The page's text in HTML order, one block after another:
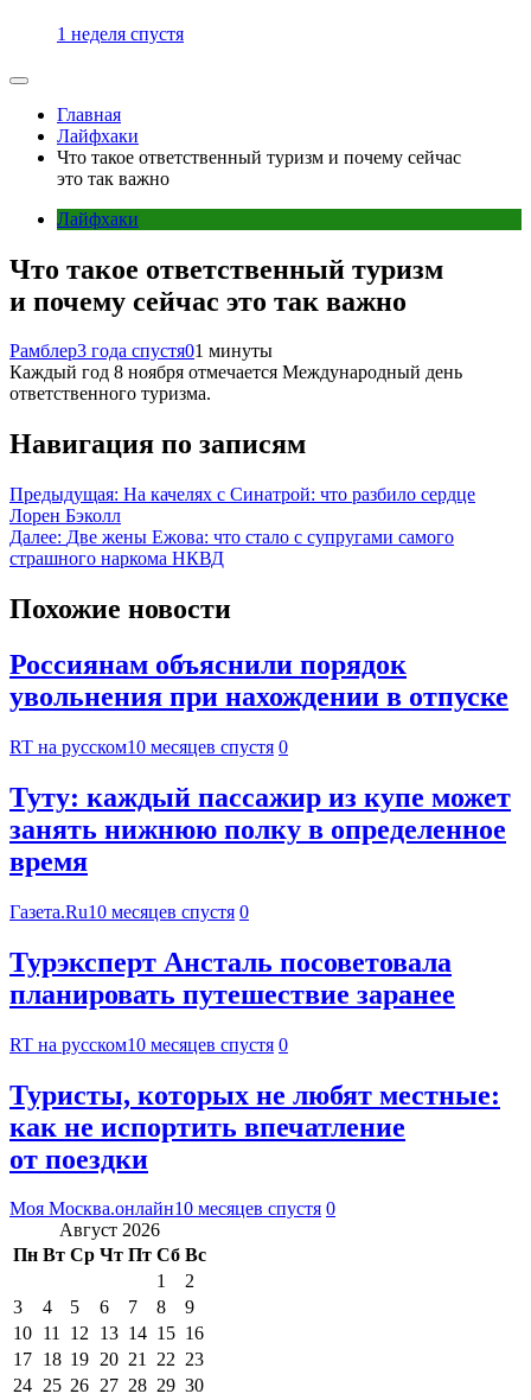
1 неделя спустя
Главная
Лайфхаки
Что такое ответственный туризм и почему сейчас
это так важно
Лайфхаки
Что такое ответственный туризм
и почему сейчас это так важно
Рамблер3 года спустя01 минуты
Каждый год 8 ноября отмечается Международный день
ответственного туризма.
Навигация по записям
Предыдущая: На качелях с Синатрой: что разбило сердце
Лорен Бэколл
Далее: Две жены Ежова: что стало с супругами самого
страшного наркома НКВД
Похожие новости
Россиянам объяснили порядок
увольнения при нахождении в отпуске
RT на русском10 месяцев спустя 0
Туту: каждый пассажир из купе может
занять нижнюю полку в определенное
время
Газета.Ru10 месяцев спустя 0
Турэксперт Ансталь посоветовала
планировать путешествие заранее
RT на русском10 месяцев спустя 0
Туристы, которых не любят местные:
как не испортить впечатление
от поездки
Моя Москва.онлайн10 месяцев спустя 0
Август 2026
Пн Вт Ср Чт Пт Сб Вс
1
2
3
4 5 6 7 8
9
10 11 12 13 14 15 16
17 18 19 20 21 22 23
24 25 26 27 28 29 30